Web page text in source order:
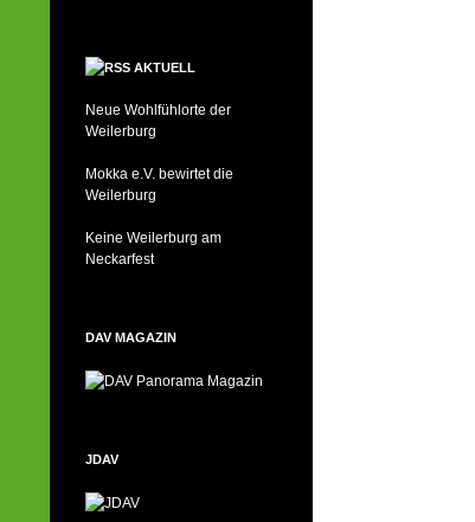
AKTUELL
Neue Wohlfühlorte der
Weilerburg
Mokka e.V. bewirtet die
Weilerburg
Keine Weilerburg am
Neckarfest
DAV MAGAZIN
JDAV